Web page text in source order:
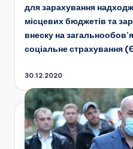
для зарахування
місцевих бюджетів та
внеску на
соціальне страхування
30.12.2020